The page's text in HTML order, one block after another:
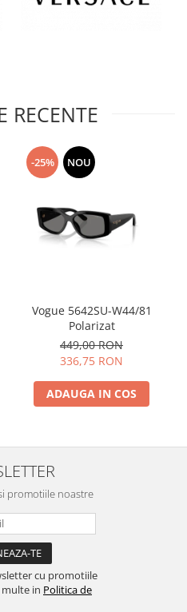
RECENTE
-25% NOU
Vogue 5642SU-W44/81
Polarizat
449,00 RON
336,75 RON
ADAUGA IN COS
promotiile noastre
cu promotiile
in Politica de